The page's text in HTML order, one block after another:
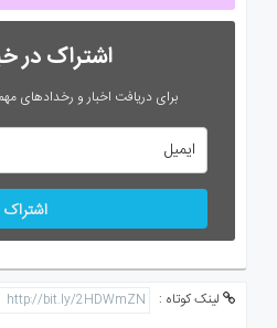
اشتراک در
برای دریافت اخبار و رخدادهای
اشتراک
لینک کوتاه :